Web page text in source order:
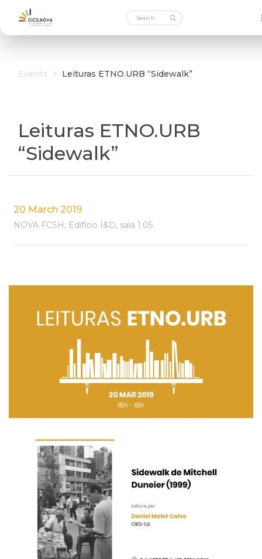
Events > Leituras ETNO.URB “Sidewalk”
Leituras ETNO.URB
“Sidewalk”
20 March 2019
NOVA FCSH, Edifício I&D, sala 1.05